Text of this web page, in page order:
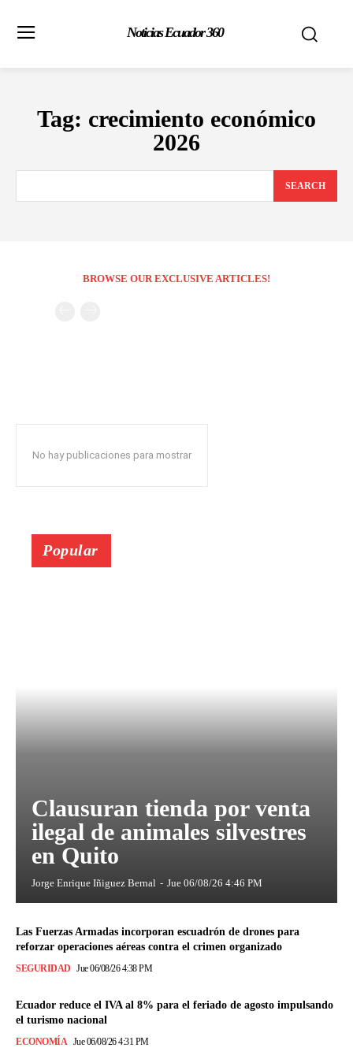
Noticias Ecuador 360
Tag: crecimiento económico
2026
SEARCH
BROWSE OUR EXCLUSIVE ARTICLES!
No hay publicaciones para mostrar
Popular
Clausuran tienda por venta
ilegal de animales silvestres
en Quito
Jorge Enrique Iñiguez Bernal - Jue 06/08/26 4:46 PM
Las Fuerzas Armadas incorporan escuadrón de drones para
reforzar operaciones aéreas contra el crimen organizado
SEGURIDAD Jue 06/08/26 4:38 PM
Ecuador reduce el IVA al 8% para el feriado de agosto impulsando
el turismo nacional
ECONOMÍA Jue 06/08/26 4:31 PM